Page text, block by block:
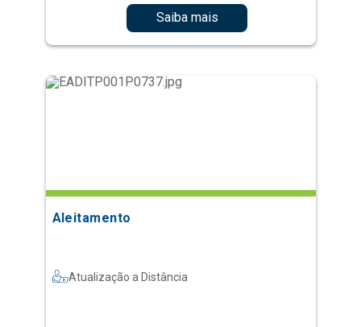
Saiba mais
Aleitamento
Atualização a Distância